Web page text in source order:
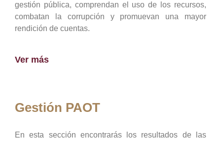
gestión pública, comprendan el uso de los recursos,
combatan la corrupción y promuevan una mayor
rendición de cuentas.
Ver más
Gestión PAOT
En esta sección encontrarás los resultados de las